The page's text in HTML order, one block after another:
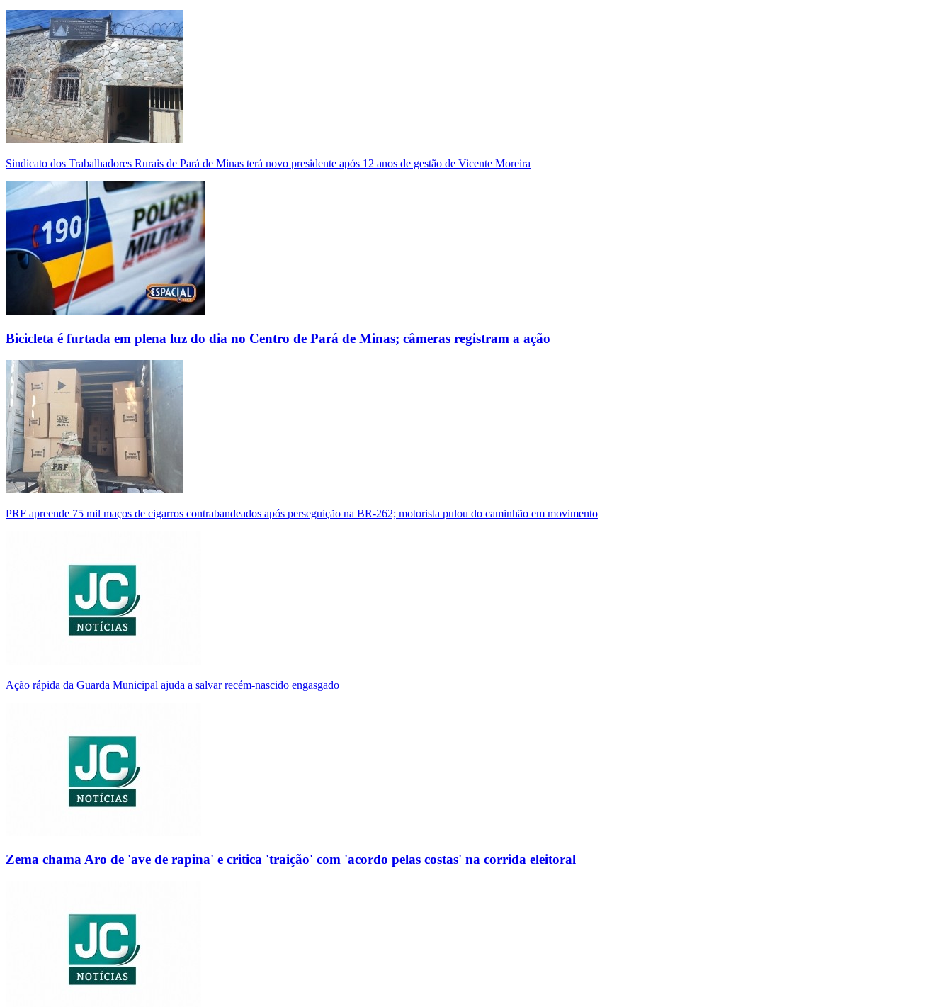
Sindicato dos Trabalhadores Rurais de Pará de Minas terá novo presidente após 12 anos de gestão de Vicente Moreira
Bicicleta é furtada em plena luz do dia no Centro de Pará de Minas; câmeras registram a ação
PRF apreende 75 mil maços de cigarros contrabandeados após perseguição na BR-262; motorista pulou do caminhão em movimento
Ação rápida da Guarda Municipal ajuda a salvar recém-nascido engasgado
Zema chama Aro de 'ave de rapina' e critica 'traição' com 'acordo pelas costas' na corrida eleitoral